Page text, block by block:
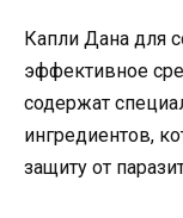
Капли Дана для
эффективное
содержат
ингредиентов,
защиту от